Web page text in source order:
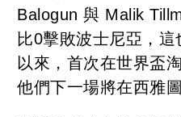
Balogun 與 Malik
比0擊敗波士尼亞，
以來，首次在世界盃
他們下一場將在西雅